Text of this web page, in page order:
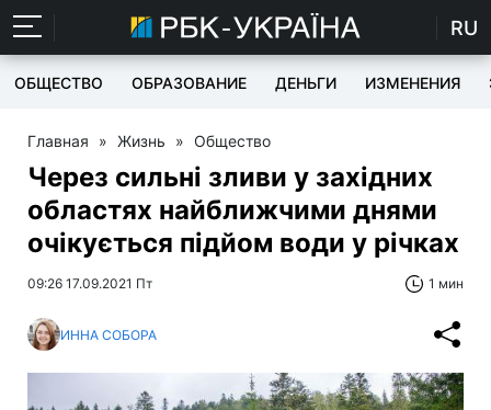
RU
ОБЩЕСТВО ОБРАЗОВАНИЕ ДЕНЬГИ ИЗМЕНЕНИЯ
Главная » Жизнь » Общество
Через сильні зливи у західних
областях найближчими днями
очікується підйом води у річках
09:26 17.09.2021 Пт 1 мин
ИННА СОБОРА